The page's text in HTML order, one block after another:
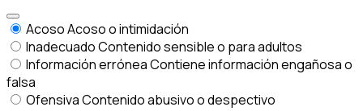
AcosoAcoso o intimidación
InadecuadoContenido sensible o para adultos
Información erróneaContiene información engañosa o
falsa
OfensivaContenido abusivo o despectivo